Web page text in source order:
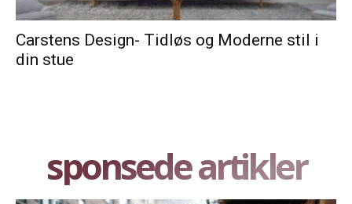
Carstens Design- Tidløs og Moderne stil i
din stue
sponsede artikler